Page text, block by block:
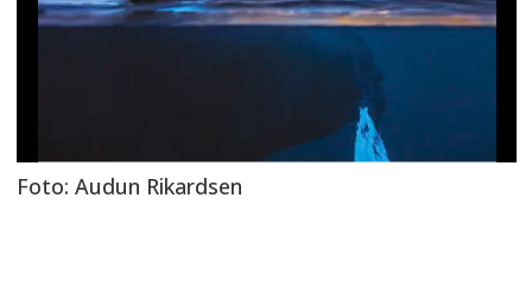
Foto: Audun Rikardsen